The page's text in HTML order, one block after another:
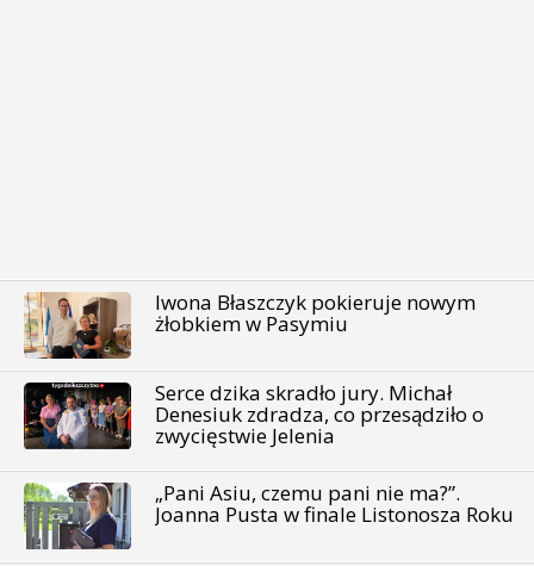
Iwona Błaszczyk pokieruje nowym
żłobkiem w Pasymiu
Serce dzika skradło jury. Michał
Denesiuk zdradza, co przesądziło o
zwycięstwie Jelenia
„Pani Asiu, czemu pani nie ma?”.
Joanna Pusta w finale Listonosza Roku